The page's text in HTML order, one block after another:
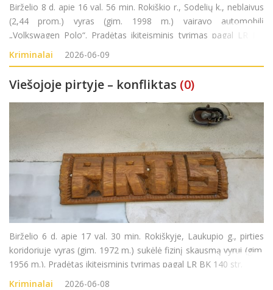
Birželio 8 d. apie 16 val. 56 min. Rokiškio r., Sodelių k., neblaivus
(2,44 prom.) vyras (gim. 1998 m.) vairavo automobilį
„Volkswagen Polo“. Pradėtas ikiteisminis tyrimas pagal LR BK
281 str. (Kelių transporto eismo saugumo ar transporto
priemonių eksploatavimo taisyklių pažeidi
Kriminalai 2026-06-09
Viešojoje pirtyje – konfliktas (0)
Birželio 6 d. apie 17 val. 30 min. Rokiškyje, Laukupio g., pirties
koridoriuje vyras (gim. 1972 m.) sukėlė fizinį skausmą vyrui (gim.
1956 m.). Pradėtas ikiteisminis tyrimas pagal LR BK 140 str.
Kriminalai
2026-06-08